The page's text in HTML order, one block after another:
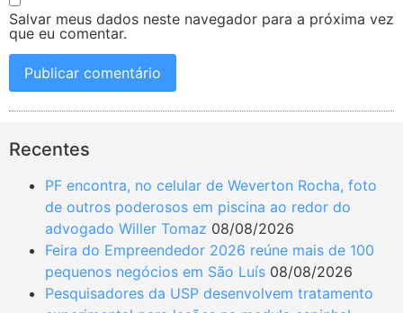
Salvar meus dados neste navegador para a próxima vez
que eu comentar.
Recentes
PF encontra, no celular de Weverton Rocha, foto
de outros poderosos em piscina ao redor do
advogado Willer Tomaz 08/08/2026
Feira do Empreendedor 2026 reúne mais de 100
pequenos negócios em São Luís 08/08/2026
Pesquisadores da USP desenvolvem tratamento